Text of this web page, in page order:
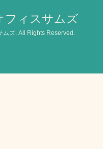
ィスサムズ
ムズ. All Rights Reserved.